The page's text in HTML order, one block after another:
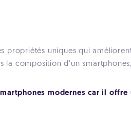
propriétés uniques qui
la composition d’un
modernes car il